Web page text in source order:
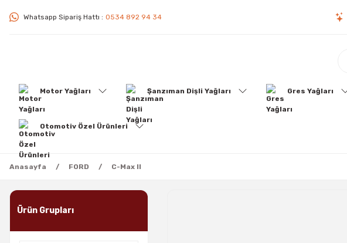
Whatsapp Sipariş Hattı : 0534 892 94 34
Motor Yağları Şanzıman Dişli Yağları Gres Yağları
Otomotiv Özel Ürünleri
Anasayfa FORD C-Max II
Ürün Grupları